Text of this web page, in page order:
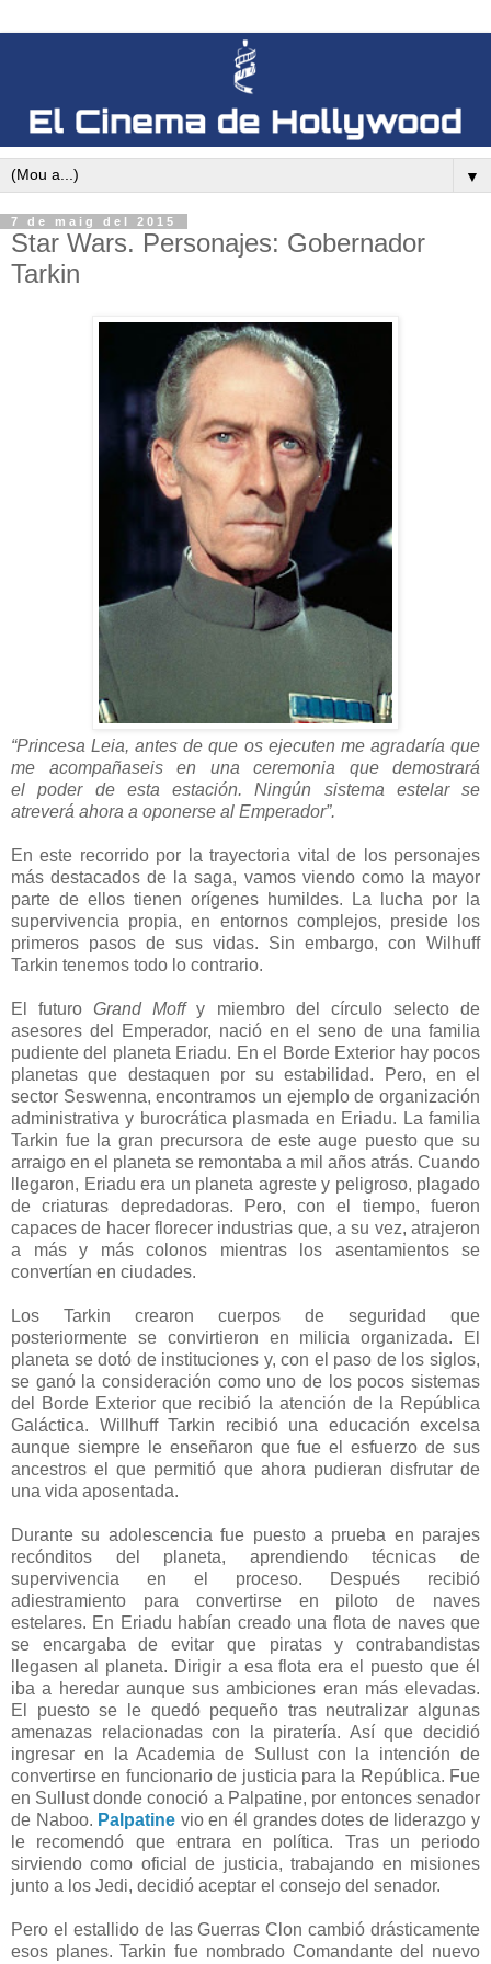
▼
7 de maig del 2015
Star Wars. Personajes: Gobernador
Tarkin
“Princesa Leia, antes de que os ejecuten me agradaría que
me acompañaseis en una ceremonia que demostrará
el poder de esta estación. Ningún sistema estelar se
atreverá ahora a oponerse al Emperador”.
En este recorrido por la trayectoria vital de los personajes
más destacados de la saga, vamos viendo como la mayor
parte de ellos tienen orígenes humildes. La lucha por la
supervivencia propia, en entornos complejos, preside los
primeros pasos de sus vidas. Sin embargo, con Wilhuff
Tarkin tenemos todo lo contrario.
El futuroGrand Moffy miembro del círculo selecto de
asesores del Emperador, nació en el seno de una familia
pudiente del planeta Eriadu. En el Borde Exterior hay pocos
planetas que destaquen por su estabilidad. Pero, en el
sector Seswenna, encontramos un ejemplo de organización
administrativa y burocrática plasmada en Eriadu. La familia
Tarkin fue la gran precursora de este auge puesto que su
arraigo en el planeta se remontaba a mil años atrás. Cuando
llegaron, Eriadu era un planeta agreste y peligroso, plagado
de criaturas depredadoras. Pero, con el tiempo, fueron
capaces de hacer florecer industrias que, a su vez, atrajeron
a más y más colonos mientras los asentamientos se
convertían en ciudades.
Los Tarkin crearon cuerpos de seguridad que
posteriormente se convirtieron en milicia organizada. El
planeta se dotó de instituciones y, con el paso de los siglos,
se ganó la consideración como uno de los pocos sistemas
del Borde Exterior que recibió la atención de la República
Galáctica. Willhuff Tarkin recibió una educación excelsa
aunque siempre le enseñaron que fue el esfuerzo de sus
ancestros el que permitió que ahora pudieran disfrutar de
una vida aposentada.
Durante su adolescencia fue puesto a prueba en parajes
recónditos del planeta, aprendiendo técnicas de
supervivencia en el proceso. Después recibió
adiestramiento para convertirse en piloto de naves
estelares. En Eriadu habían creado una flota de naves que
se encargaba de evitar que piratas y contrabandistas
llegasen al planeta. Dirigir a esa flota era el puesto que él
iba a heredar aunque sus ambiciones eran más elevadas.
El puesto se le quedó pequeño tras neutralizar algunas
amenazas relacionadas con la piratería. Así que decidió
ingresar en la Academia de Sullust con la intención de
convertirse en funcionario de justicia para la República. Fue
en Sullust donde conoció a Palpatine, por entonces senador
de Naboo. Palpatine vio en él grandes dotes de liderazgo y
le recomendó que entrara en política. Tras un periodo
sirviendo como oficial de justicia, trabajando en misiones
junto a los Jedi, decidió aceptar el consejo del senador.
Pero el estallido de las Guerras Clon cambió drásticamente
esos planes. Tarkin fue nombrado Comandante del nuevo